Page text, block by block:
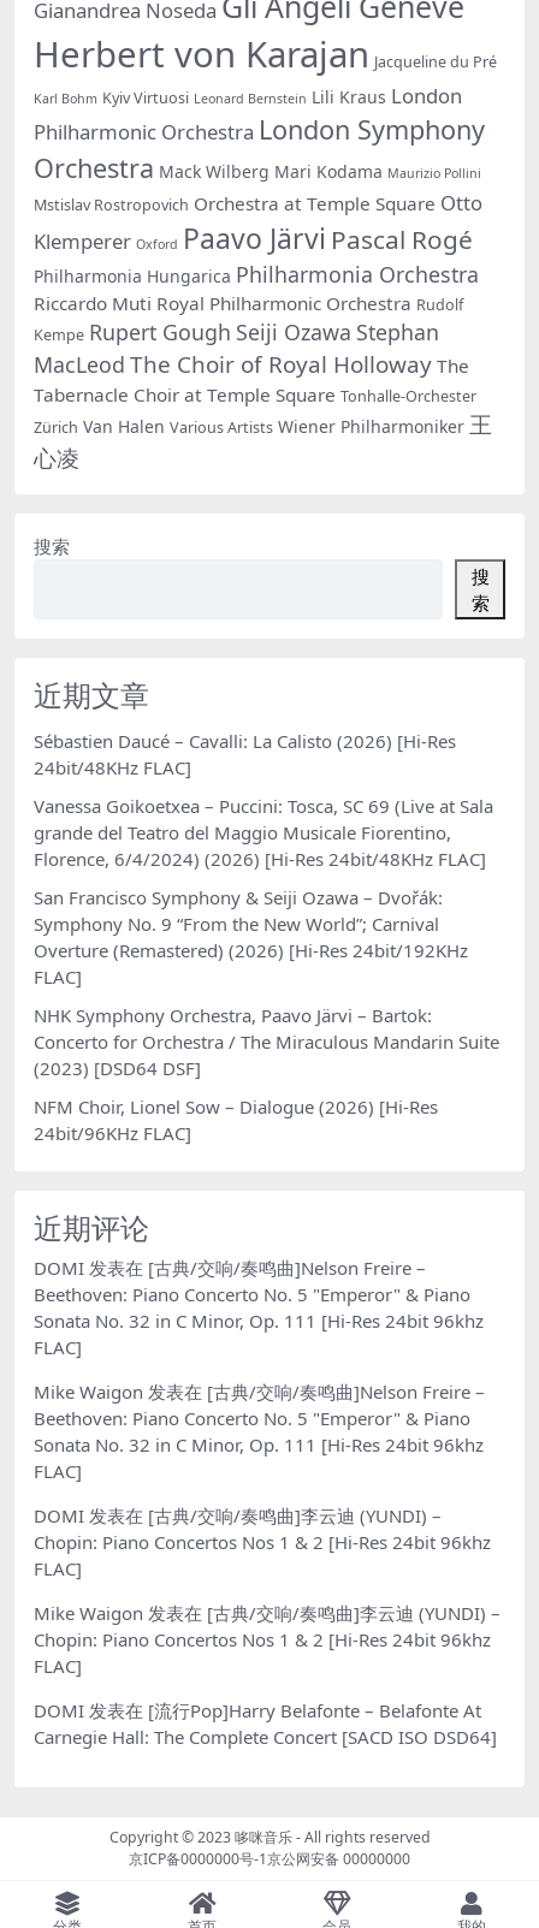
Gianandrea Noseda
Herbert von Karajan Jacqueline du Pré
Karl Bohm Kyiv Virtuosi Leonard Bernstein Lili Kraus London
Philharmonic Orchestra London Symphony
Orchestra Mack Wilberg Mari Kodama Maurizio Pollini
Mstislav Rostropovich Orchestra at Temple Square Otto
Klemperer Oxford Paavo Järvi Pascal Rogé
Philharmonia Hungarica Philharmonia Orchestra
Riccardo Muti Royal Philharmonic Orchestra Rudolf
Kempe Rupert Gough Seiji Ozawa Stephan
MacLeod The Choir of Royal Holloway The
Tabernacle Choir at Temple Square Tonhalle-Orchester
Zürich Van Halen Various Artists Wiener Philharmoniker 王
心凌
搜索
搜
索
近期文章
Sébastien Daucé – Cavalli: La Calisto (2026) [Hi-Res
24bit/48KHz FLAC]
Vanessa Goikoetxea – Puccini: Tosca, SC 69 (Live at Sala
grande del Teatro del Maggio Musicale Fiorentino,
Florence, 6/4/2024) (2026) [Hi-Res 24bit/48KHz FLAC]
San Francisco Symphony & Seiji Ozawa – Dvořák:
Symphony No. 9 “From the New World”; Carnival
Overture (Remastered) (2026) [Hi-Res 24bit/192KHz
FLAC]
NHK Symphony Orchestra, Paavo Järvi – Bartok:
Concerto for Orchestra / The Miraculous Mandarin Suite
(2023) [DSD64 DSF]
NFM Choir, Lionel Sow – Dialogue (2026) [Hi-Res
24bit/96KHz FLAC]
近期评论
DOMI 发表在 [古典/交响/奏鸣曲]Nelson Freire –
Beethoven: Piano Concerto No. 5 "Emperor" & Piano
Sonata No. 32 in C Minor, Op. 111 [Hi-Res 24bit 96khz
FLAC]
Mike Waigon 发表在 [古典/交响/奏鸣曲]Nelson Freire –
Beethoven: Piano Concerto No. 5 "Emperor" & Piano
Sonata No. 32 in C Minor, Op. 111 [Hi-Res 24bit 96khz
FLAC]
DOMI 发表在 [古典/交响/奏鸣曲]李云迪 (YUNDI) –
Chopin: Piano Concertos Nos 1 & 2 [Hi-Res 24bit 96khz
FLAC]
Mike Waigon 发表在 [古典/交响/奏鸣曲]李云迪 (YUNDI) –
Chopin: Piano Concertos Nos 1 & 2 [Hi-Res 24bit 96khz
FLAC]
DOMI 发表在 [流行Pop]Harry Belafonte – Belafonte At
Carnegie Hall: The Complete Concert [SACD ISO DSD64]
Copyright © 2023哆咪音乐- All rights reserved
京ICP备0000000号-1京公网安备 00000000